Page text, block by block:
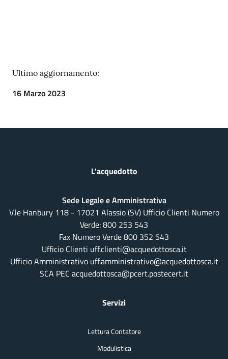
Ultimo aggiornamento:
16 Marzo 2023
L'acquedotto
Sede Legale e Amministrativa
V.le Hanbury 118 - 17021 Alassio (SV) Ufficio Clienti Numero
Verde:800 253 543
Fax Numero Verde 800 352 543
Ufficio Clienti uff.clienti@acquedottosca.it
Ufficio Amministrativo uff.amministrativo@acquedottosca.it
SCA PEC acquedottosca@pcert.postecert.it
Servizi
Lettura Contatore
Modulistica